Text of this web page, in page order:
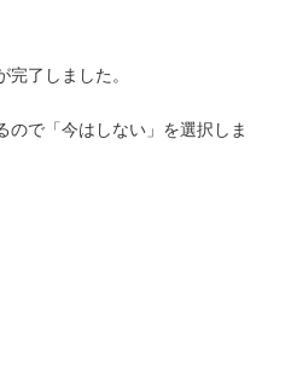
了しました。
ので「今はしない」を選択しま